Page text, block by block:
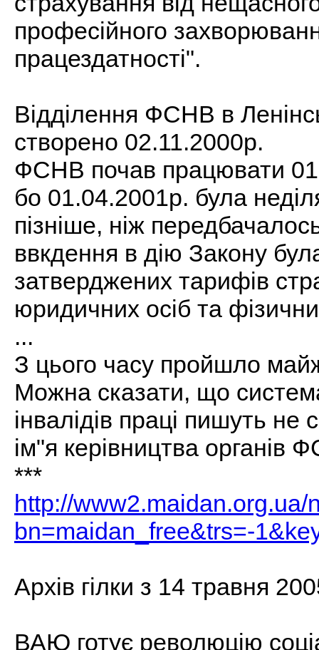
професійного
працездатності".
Відділення ФСНВ в
створено 02.11.2000р.
ФСНВ почав працювати
бо 01.04.2001р. була
пізніше, ніж
ввкдення в дію Закону
затверджених тарифів
юридичних осіб та
...
З цього часу пройшло
Можна сказати, що
інвалідів праці пишуть
ім"я керівництва органів
***
http://www2.maidan.org.ua/
bn=maidan_free&trs=-
Архів гілки з 14 травня
ВАЮ готує революцію